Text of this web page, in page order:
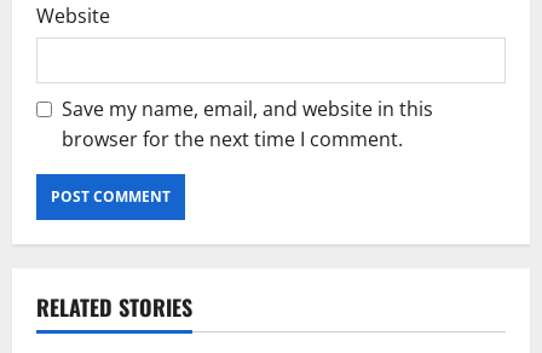
Website
Save my name, email, and website in this
browser for the next time I comment.
RELATED STORIES